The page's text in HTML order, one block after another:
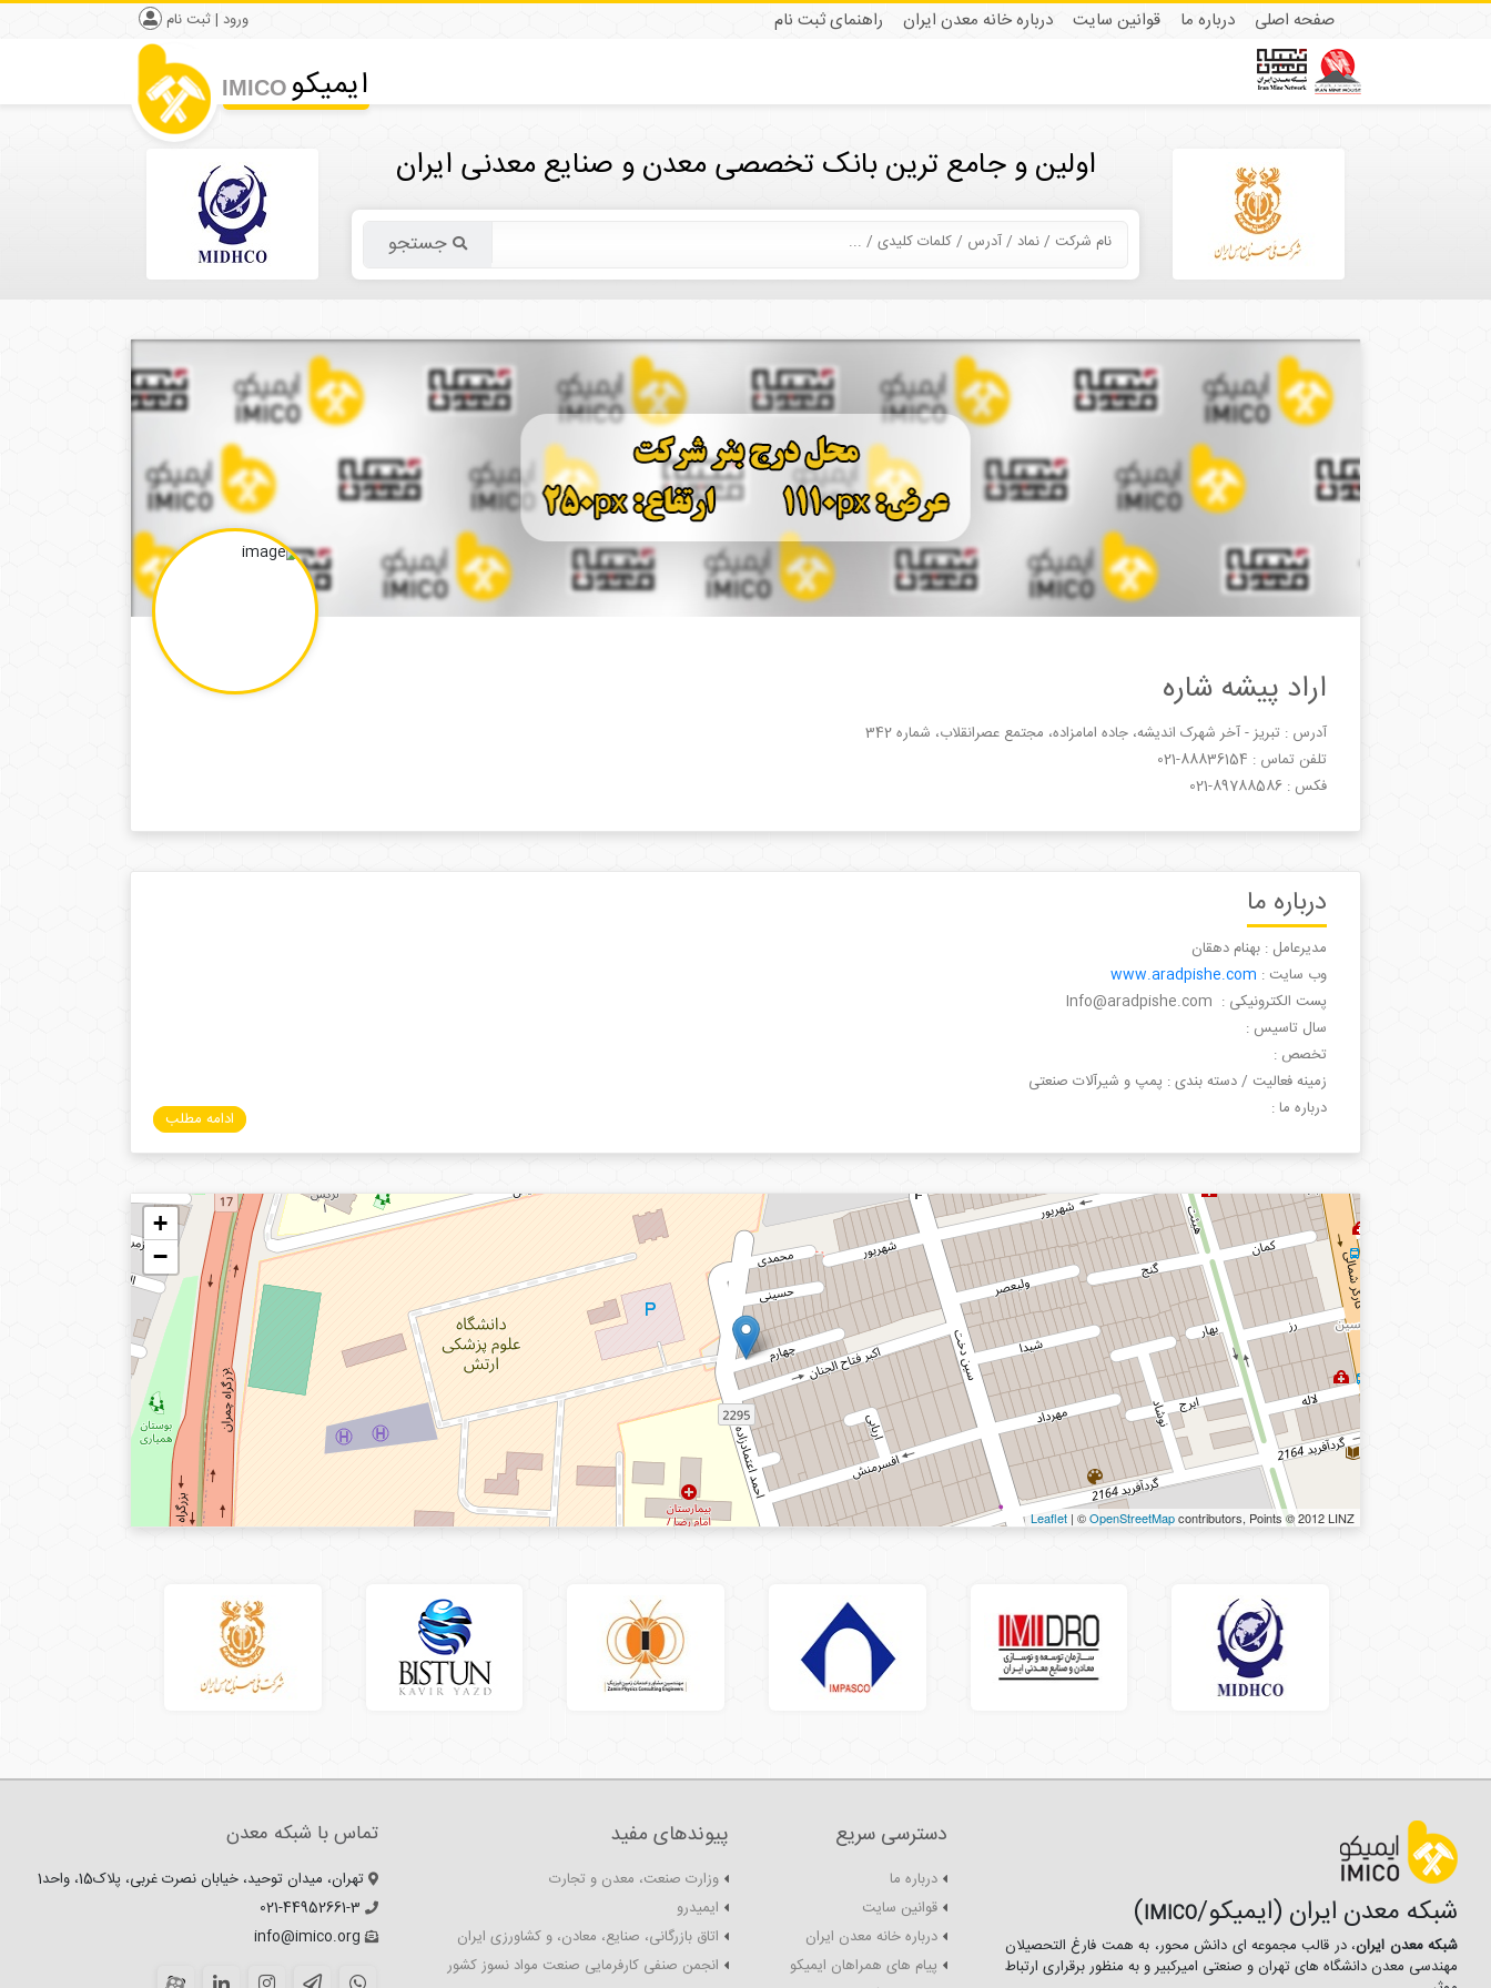
صفحه اصلی درباره ما قوانین سایت درباره خانه معدن ایران راهنمای ثبت نام ورود | ثبت نام
ایمیکو IMICO
اولین و جامع ترین بانک تخصصی معدن و صنایع معدنی ایران
جستجو
اراد پیشه شاره
آدرس : تبريز - آخر شهرک اندیشه، جاده امامزاده، مجتمع عصرانقلاب، شماره 342
تلفن تماس : 021-88836154
فکس : 021-89788586
درباره ما
مدیرعامل : بهنام دهقان
وب سایت :
پست الکترونیکی : Info@aradpishe.com
سال تاسیس :
تخصص :
زمینه فعالیت / دسته بندی : پمپ و شیرآلات صنعتی
درباره ما :
ادامه مطلب
+
−
Leaflet | ©OpenStreetMapcontributors, Points © 2012 LINZ
شبکه معدن ایران (ایمیکو/IMICO
)
شبکه معدن ایران، در قالب مجموعه ای دانش محور، به همت فارغ­ التحصیلان
مهندسی معدن دانشگاه ­های تهران و صنعتی امیرکبیر و به منظور برقراری ارتباط
دسترسی سریع
درباره ما
قوانین سایت
درباره خانه معدن ایران
پیام های همراهان ایمیکو
پیوندهای مفید
وزارت صنعت، معدن و تجارت
ایمیدرو
اتاق بازرگانی، صنایع، معادن، و کشاورزی ایران
انجمن صنفی کارفرمایی صنعت مواد نسوز کشور
تماس با شبکه معدن
تهران، میدان توحید، خیابان نصرت غربی، پلاک15، واحد1
021-44952661-3
info@imico.org